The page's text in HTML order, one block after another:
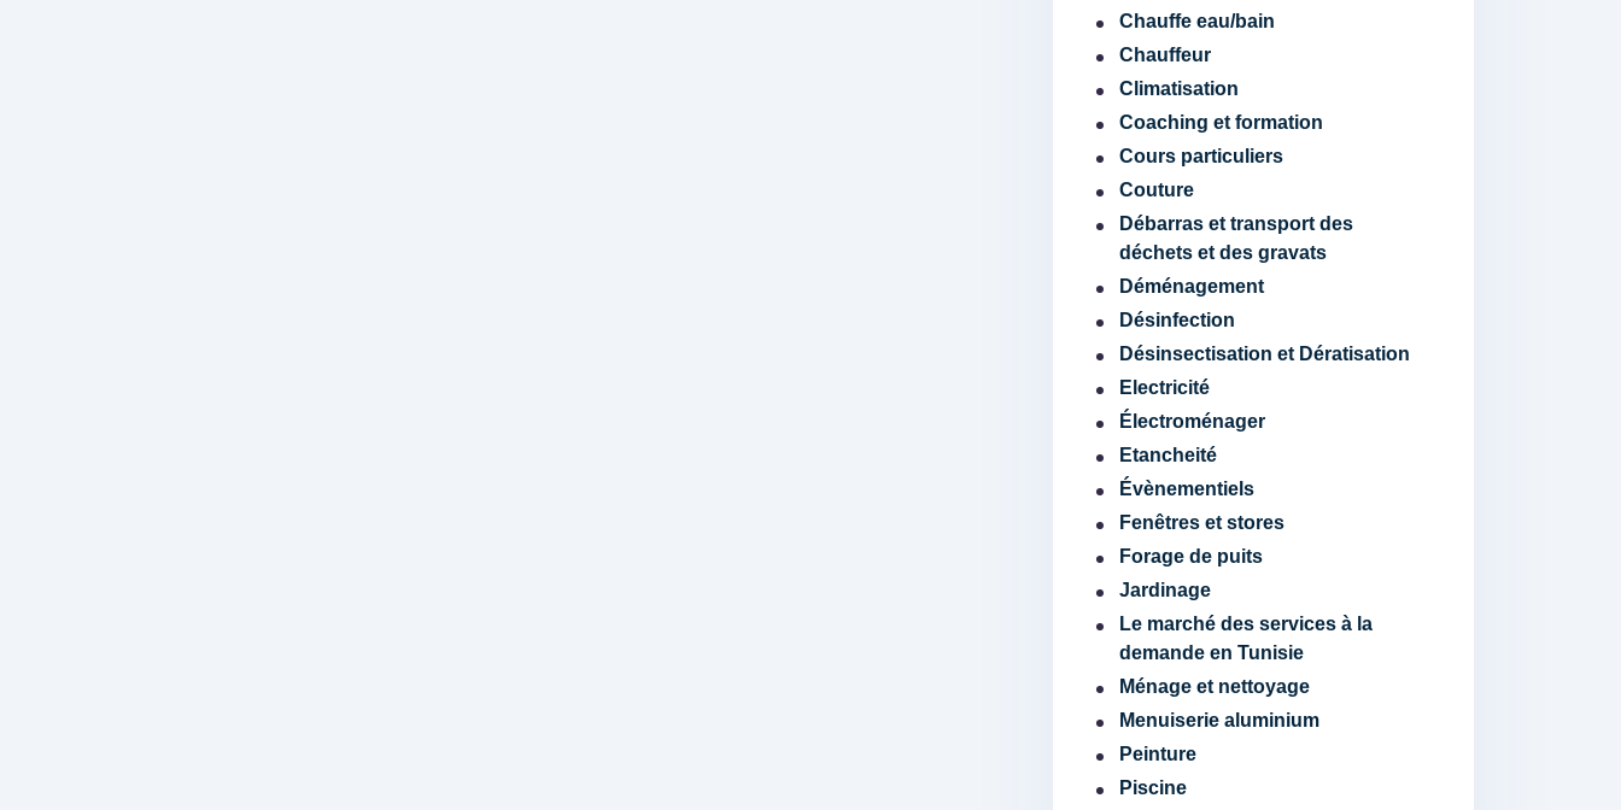
Chauffe eau/bain
Chauffeur
Climatisation
Coaching et formation
Cours particuliers
Couture
Débarras et transport des
déchets et des gravats
Déménagement
Désinfection
Désinsectisation et Dératisation
Electricité
Électroménager
Etancheité
Évènementiels
Fenêtres et stores
Forage de puits
Jardinage
Le marché des services à la
demande en Tunisie
Ménage et nettoyage
Menuiserie aluminium
Peinture
Piscine